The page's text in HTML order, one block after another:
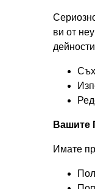
ви от
Вашите
Имате